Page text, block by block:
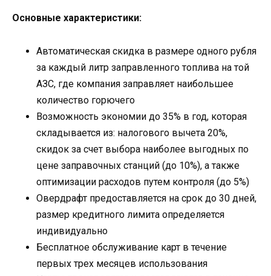
Основные характеристики:
Автоматическая скидка в размере одного рубля
за каждый литр заправленного топлива на той
АЗС, где компания заправляет наибольшее
количество горючего
Возможность экономии до 35% в год, которая
складывается из: налогового вычета 20%,
скидок за счет выбора наиболее выгодных по
цене заправочных станций (до 10%), а также
оптимизации расходов путем контроля (до 5%)
Овердрафт предоставляется на срок до 30 дней,
размер кредитного лимита определяется
индивидуально
Бесплатное обслуживание карт в течение
первых трех месяцев использования